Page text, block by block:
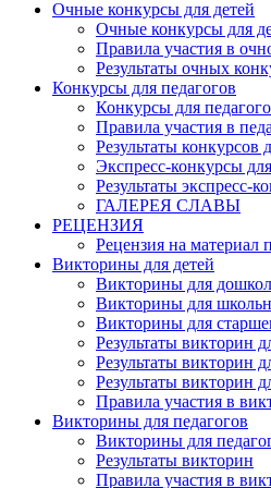
Очные конкурсы для детей
Очные конкурсы для
Правила участия в
Результаты очных
Конкурсы для педагогов
Конкурсы для
Правила участия в
Результаты конкурсов
Экспресс-конкурсы
Результаты экспресс-
ГАЛЕРЕЯ СЛАВЫ
РЕЦЕНЗИЯ
Рецензия на материал
Викторины для детей
Викторины для
Викторины для
Викторины для
Результаты викторин
Результаты викторин
Результаты викторин
Правила участия в
Викторины для педагогов
Викторины для
Результаты викторин
Правила участия в